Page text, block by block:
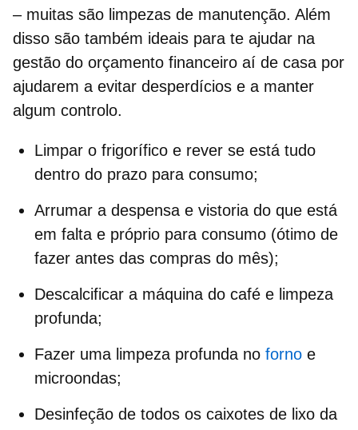
– muitas são limpezas de manutenção. Além
disso são também ideais para te ajudar na
gestão do orçamento financeiro aí de casa por
ajudarem a evitar desperdícios e a manter
algum controlo.
Limpar o frigorífico e rever se está tudo
dentro do prazo para consumo;
Arrumar a despensa e vistoria do que está
em falta e próprio para consumo (ótimo de
fazer antes das compras do mês);
Descalcificar a máquina do café e limpeza
profunda;
Fazer uma limpeza profunda no forno e
microondas;
Desinfeção de todos os caixotes de lixo da